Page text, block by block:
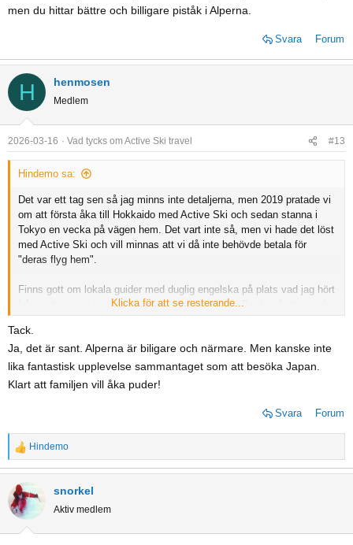
men du hittar bättre och billigare piståk i Alperna.
Svara Forum
H henmosen
Medlem
2026-03-16 Vad tycks om Active Ski travel #13
Hindemo sa:
Det var ett tag sen så jag minns inte detaljerna, men 2019 pratade vi
om att första åka till Hokkaido med Active Ski och sedan stanna i
Tokyo en vecka på vägen hem. Det vart inte så, men vi hade det löst
med Active Ski och vill minnas att vi då inte behövde betala för
"deras flyg hem".
Finns gott om lokala guider med duglig engelska på plats vad jag hört
från andra, men jag vet inte vart man hittar dem. Borde gå att googla
fram.
Skulle inte rekommenderas skidåkning i Japan med familjen, om inte
hela familjen vill åka puder. Det är inget fel på deras backar, men du
hittar bättre och billigare piståk i Alperna.
Klicka för att se resterande...
Tack.
Ja, det är sant. Alperna är biligare och närmare. Men kanske inte
lika fantastisk upplevelse sammantaget som att besöka Japan.
Klart att familjen vill åka puder!
Svara Forum
R
e
a
c
t
i
Hindemo
snorkel
Aktiv medlem